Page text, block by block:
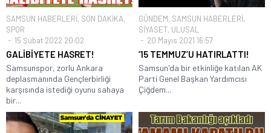
SAMSUN HABERLERİ, SON DAKİKA,
SPOR
15 Şubat 2022 20:02
GALİBİYETE HASRET!
Samsunspor, zorlu Ankara
deplasmanında Gençlerbirliği
karşısında istediği oyunu sahaya
bir...
GÜNDEM, SAMSUN HABERLERİ,
SİYASET, ULUSAL
20 Mayıs 2021 16:57
’15 TEMMUZ’U HATIRLATTI!
Samsun'da bir etkinliğe katılan AK
Parti Genel Başkan Yardımcısı
Çiğdem...